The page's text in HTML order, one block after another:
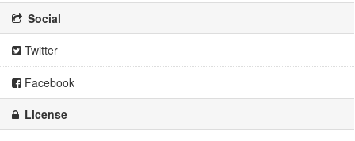
Social
Twitter
Facebook
License